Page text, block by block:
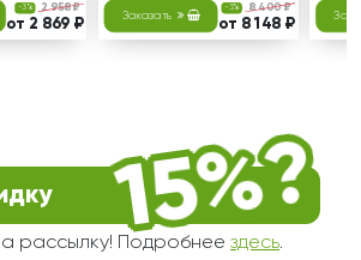
-3% 2 958 ₽
от 2 869 ₽
Заказать
-3% 8 400 ₽
от 8 148 ₽
рассылку! Подробнее здесь.